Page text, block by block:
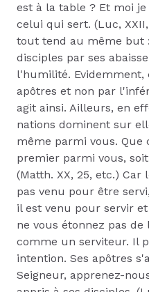
est à la table ? Et moi
celui qui sert. (Luc,
tout tend au même but
disciples par ses
l'humilité.
apôtres et non par
agit ainsi. Ailleurs, en
nations dominent sur
même parmi vous.
premier parmi vous,
(Matth. XX, 25, etc.)
pas venu pour être
il est venu pour servir
ne vous étonnez pas
comme un serviteur. Il
intention. Ses apôtres
Seigneur, apprenez-